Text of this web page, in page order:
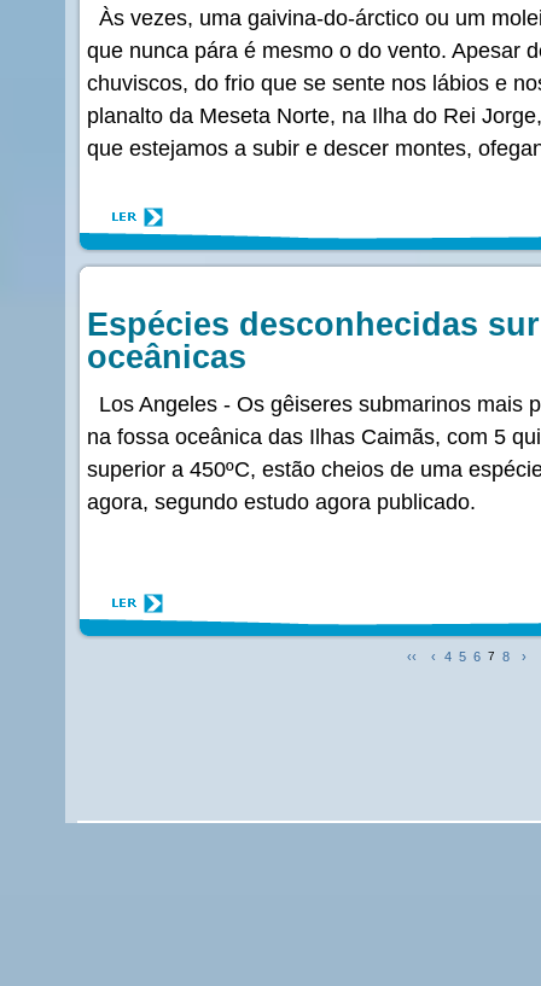
Às vezes, uma gaivina-do-árctico ou um
que nunca pára é mesmo o do vento. Apesar
chuviscos, do frio que se sente nos lábios e
planalto da Meseta Norte, na Ilha do Rei
que estejamos a subir e descer montes,
Espécies desconhecidas
oceânicas
Los Angeles - Os gêiseres submarinos mais
na fossa oceânica das Ilhas Caimãs, com 5
superior a 450ºC, estão cheios de uma
agora, segundo estudo agora publicado.
‹‹ ‹ 4 5 6 7 8 ›